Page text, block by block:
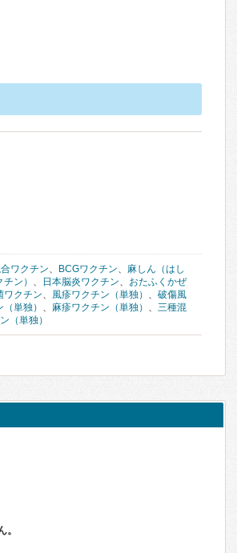
ワクチン、 BCGワクチン、 麻しん（はし
ン） 、 日本脳炎ワクチン、 おたふくかぜ
ワクチン、 風疹ワクチン（単独） 、 破傷風
単独） 、 麻疹ワクチン（単独） 、 三種混
（単独）
。